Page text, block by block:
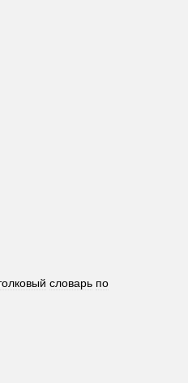
словарь по